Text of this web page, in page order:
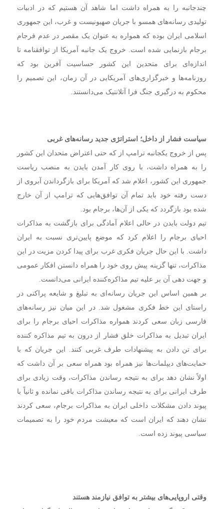
چندجانبه را به همراه داشت اما شاهد آن هستیم که در ادبیات
تولیدی رسانه‌های همسو با جریان صهیونیست و غرب، این جمهوری
اسلامی ایران بوده که همواره به عنوان یک مقصر در عدم فرجام
برجام بازنمایی شده است. خروج یک جانبه آمریکا از توافقنامه تا
اندازه‌ای برای متحدین این کشور حساسیت آفرین بود که
روزنامه‌ها و خبرگزاری‌های آمریکایی در آن زمان، این تصمیم را
محکوم به درگیری جنگ فرا آتلانتیک می‌دانستند.
سیاست فشار از داخل؛ استراتژی جدید رسانه‌های غربی
پس از خروج یکجانبه ترامپ از که حتی اعتراض متحدان این کشور
را به همراه داشت، با روی کار آمدن بایدن به منصب ریاست
جمهوری این کشور، اعلام شد که آمریکا برای بازگرداندن آبروی از
دست رفته خود باید تمام آن توافق‌هایی که ترامپ از آن خارج
شده بود بازگردد که یکی از آن‌ها، برجام بود.
تیم دولت بایدن در حالی اعلام آمادگی برای بازگشت به مذاکرات
احیای برجام را اعلام کرد که موضع پایین‌تری نسبت به ایران
داشت. با این حال جریان فکری غرب برای پیدا کردن مزیت در این
مذاکرات،‌ تنها گزینه پیش روی خود را همراه دانستن افکار عمومی
و جهت دهی آن بر علیه تیم مذاکره‌کننده ایرانی می‌دانست.
بر همین اساس این جریان رسانه‌ای به تبلیغ و شایعه پراکنی در
راستای این خط فکری مشغول شد. در این میان نیز رسانه‌های
فارسی زبان سعی کردند همواره مذاکرات احیای برجام را برای
ایران تبدیل به مذاکرات خلق فشار از درون به تیم مذاکره کننده
برای تن دادن به پیشنهادات طرف غربی کنند. این جریان که با
حمایت‌های دیپلمات‌ها نیز همراه بود همراه سعی بر آن داشت که
اولاً نشان دهد برای به نتیجه رساندن مذاکرات، وقت زیادی برای
طرف ایرانی برای به نتیجه رساندن مذاکرات باقی نمانده و ثانیاً با
پیوند دادن مشکلات داخلی ایران به مذاکرات برجام، سعی کردند
نشان دهند که ایران است که معیشت مردم خود را به تصمیمات
سیاسی پیوند زده است.
وقتی اروپایی‌های بیشتر به توافق نیازمند هستند